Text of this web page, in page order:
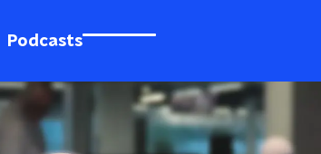
Podcasts